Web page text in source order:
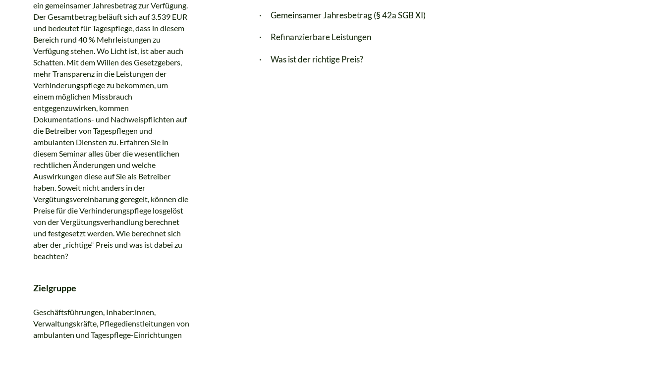
ein gemeinsamer Jahresbetrag zur Verfügung.
Der Gesamtbetrag beläuft sich auf 3.539 EUR
und bedeutet für Tagespflege, dass in diesem
Bereich rund 40 % Mehrleistungen zu
Verfügung stehen. Wo Licht ist, ist aber auch
Schatten. Mit dem Willen des Gesetzgebers,
mehr Transparenz in die Leistungen der
Verhinderungspflege zu bekommen, um
einem möglichen Missbrauch
entgegenzuwirken, kommen
Dokumentations- und Nachweispflichten auf
die Betreiber von Tagespflegen und
ambulanten Diensten zu. Erfahren Sie in
diesem Seminar alles über die wesentlichen
rechtlichen Änderungen und welche
Auswirkungen diese auf Sie als Betreiber
haben. Soweit nicht anders in der
Vergütungsvereinbarung geregelt, können die
Preise für die Verhinderungspflege losgelöst
von der Vergütungsverhandlung berechnet
und festgesetzt werden. Wie berechnet sich
aber der „richtige“ Preis und was ist dabei zu
beachten?
Zielgruppe
Geschäftsführungen, Inhaber:innen,
Verwaltungskräfte, Pflegedienstleitungen von
ambulanten und Tagespflege-Einrichtungen
· Gemeinsamer Jahresbetrag (§ 42a SGB XI)
· Refinanzierbare Leistungen
· Was ist der richtige Preis?